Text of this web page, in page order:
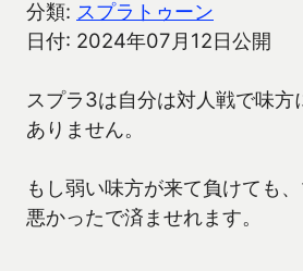
分類: スプラトゥーン
日付: 2024年07月12日公開
スプラ3は自分は対人戦で味方
ありません。
もし弱い味方が来て負けても
悪かったで済ませれます。